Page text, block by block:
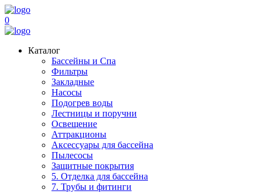
0
Каталог
Бассейны и Спа
Фильтры
Закладные
Насосы
Подогрев воды
Лестницы и поручни
Освещение
Аттракционы
Аксессуары для бассейна
Пылесосы
Защитные покрытия
5. Отделка для бассейна
7. Трубы и фитинги